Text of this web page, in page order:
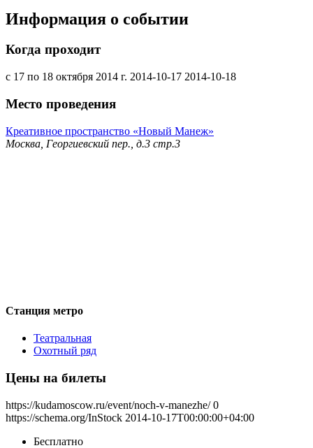
Информация о событии
Когда проходит
с 17 по 18 октября 2014 г. 2014-10-17 2014-10-18
Место проведения
Креативное пространство «Новый Манеж»
Москва, Георгиевский пер., д.3 стр.3
Станция метро
Театральная
Охотный ряд
Цены на билеты
https://kudamoscow.ru/event/noch-v-manezhe/ 0
https://schema.org/InStock 2014-10-17T00:00:00+04:00
Бесплатно